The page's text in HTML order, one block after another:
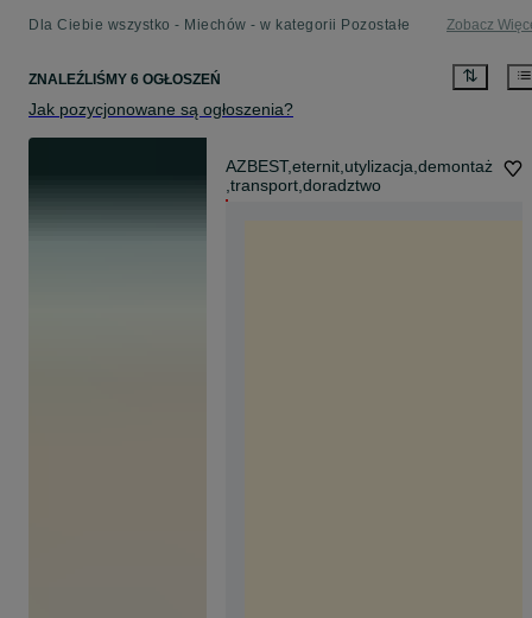
Dla Ciebie wszystko - Miechów - w kategorii Pozostałe Zobacz
ZNALEŹLIŚMY 6 OGŁOSZEŃ
Jak pozycjonowane są ogłoszenia?
AZBEST,eternit,utylizacja,demontaż
,transport,doradztwo